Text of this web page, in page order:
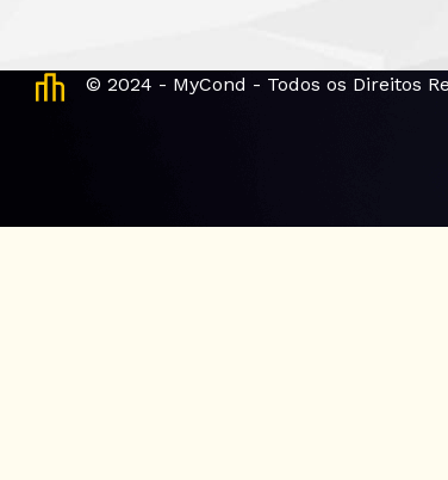
© 2024 - MyCond - Todos os Direitos